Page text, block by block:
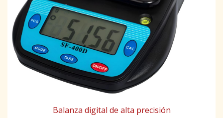
Balanza digital de alta precisión